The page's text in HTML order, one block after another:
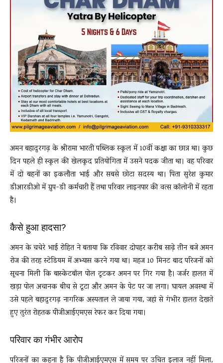
अमन बहादुरगढ़ के श्रीरामा भारती पब्लिक स्कूल में 10वीं कक्षा का छात्र था। कुछ
दिन पहले ही स्कूल की खेलकूद प्रतियोगिता में उसने पदक जीता था। वह परिवार
में दो बहनों का इकलौता भाई और सबसे छोटा सदस्य था। पिता सुरेश कुमार
डीआरडीओ में ग्रुप-डी कर्मचारी हैं तथा परिवार लाइनपार की वत्स कॉलोनी में रहता
है।
कैसे हुआ हादसा?
अमन के चचेरे भाई रोहित ने बताया कि रविवार दोपहर करीब साढ़े तीन बजे अमन
रोज की तरह स्टेडियम में अभ्यास करने गया था। महज 10 मिनट बाद परिजनों को
सूचना मिली कि बास्केटबॉल पोल टूटकर अमन पर गिर गया है। जर्जर हालत में
खड़ा पोल अचानक बीच से टूटा और अमन के पेट पर जा लगा। घायल अवस्था में
उसे पहले बहादुरगढ़ नागरिक अस्पताल ले जाया गया, जहां से गंभीर हालत देखते
हुए तुरंत रोहतक पीजीआईएमएस रेफर कर दिया गया।
परिवार का गंभीर आरोप